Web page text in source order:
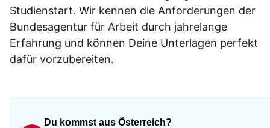
Studienstart. Wir kennen die Anforderungen der
Bundesagentur für Arbeit durch jahrelange
Erfahrung und können Deine Unterlagen perfekt
dafür vorzubereiten.
Du kommst aus Österreich?